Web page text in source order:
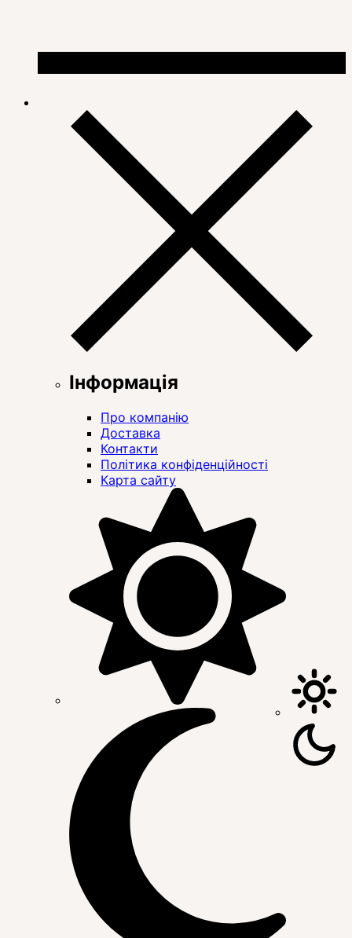
Інформація
Про компанію
Доставка
Контакти
Політика конфіденційності
Карта сайту